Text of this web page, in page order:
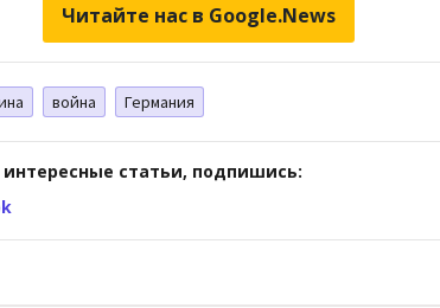
Читайте нас в Google.News
война Германия
интересные статьи, подпишись: